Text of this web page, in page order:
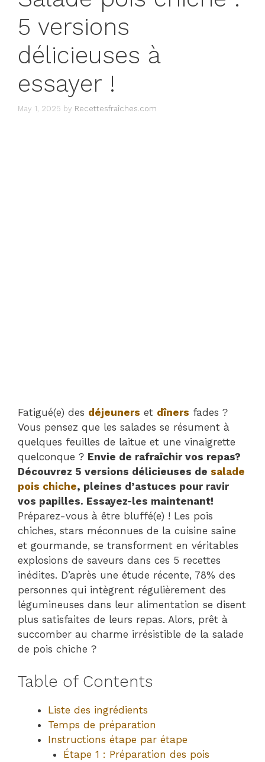
5 versions
délicieuses à
essayer !
May 1, 2025 by Recettesfraîches.com
Fatigué(e) des déjeuners et dîners fades ?
Vous pensez que les salades se résument à
quelques feuilles de laitue et une vinaigrette
quelconque ? Envie de rafraîchir vos repas?
Découvrez 5 versions délicieuses de salade
pois chiche, pleines d’astuces pour ravir
vos papilles. Essayez-les maintenant!
Préparez-vous à être bluffé(e) ! Les pois
chiches, stars méconnues de la cuisine saine
et gourmande, se transforment en véritables
explosions de saveurs dans ces 5 recettes
inédites. D’après une étude récente, 78% des
personnes qui intègrent régulièrement des
légumineuses dans leur alimentation se disent
plus satisfaites de leurs repas. Alors, prêt à
succomber au charme irrésistible de la salade
de pois chiche ?
Table of Contents
Liste des ingrédients
Temps de préparation
Instructions étape par étape
Étape 1 : Préparation des pois